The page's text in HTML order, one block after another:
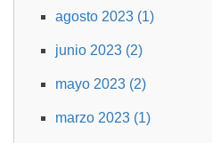
agosto 2023 (1)
junio 2023 (2)
mayo 2023 (2)
marzo 2023 (1)